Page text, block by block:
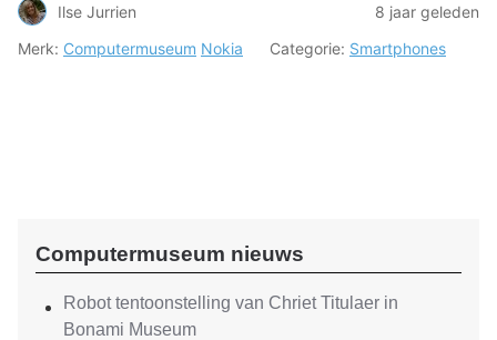
Ilse Jurrien
8 jaar geleden
Merk: Computermuseum Nokia Categorie: Smartphones
Computermuseum nieuws
Robot tentoonstelling van Chriet Titulaer in
Bonami Museum